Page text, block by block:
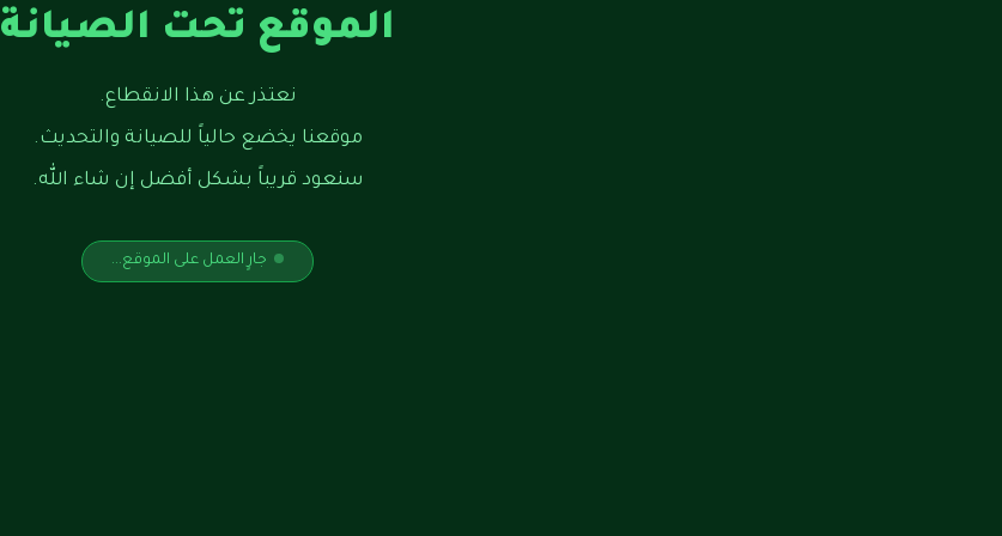
الموقع تحت الصيانة
نعتذر عن هذا الانقطاع.
موقعنا يخضع حالياً للصيانة والتحديث.
سنعود قريباً بشكل أفضل إن شاء الله.
جارٍ العمل على الموقع...